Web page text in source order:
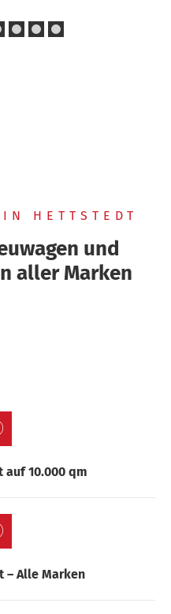
HETTSTEDT
und
aller Marken
auf 10.000 qm
Alle Marken